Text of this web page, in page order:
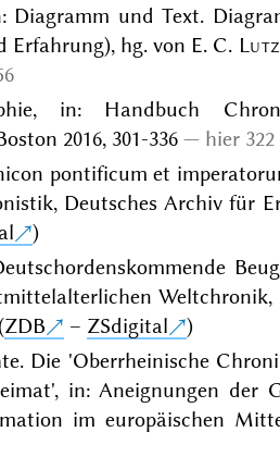
und Text.
hg. von E. C. Lutz
in: Handbuch
2016, 301-336
hier 322
pontificum et
Deutsches Archiv für
)
ZDB – ZSdigital
)
Die 'Oberrheinische
in: Aneignungen der
im europäischen